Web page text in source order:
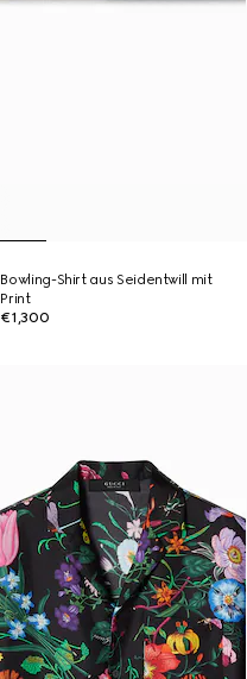
Bowling-Shirt aus Seidentwill mit
Print
€1,300